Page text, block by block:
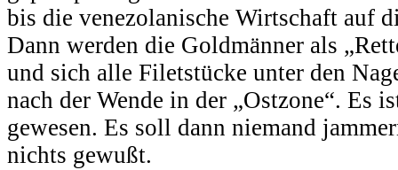
bis die venezolanische Wirtschaft auf
Dann werden die Goldmänner als
und sich alle Filetstücke unter den
nach der Wende in der „Ostzone“. Es
gewesen. Es soll dann niemand
nichts gewußt.